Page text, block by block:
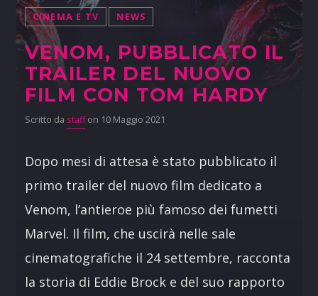
CINEMA E TV NEWS
VENOM, PUBBLICATO IL
TRAILER DEL NUOVO
FILM CON TOM HARDY
Scritto da staffon 10 Maggio 2021
Dopo mesi di attesa è stato pubblicato il
primo trailer del nuovo film dedicato a
Venom, l’antieroe più famoso dei fumetti
Marvel. Il film, che uscirà nelle sale
cinematografiche il 24 settembre, racconta
la storia di Eddie Brock e del suo rapporto